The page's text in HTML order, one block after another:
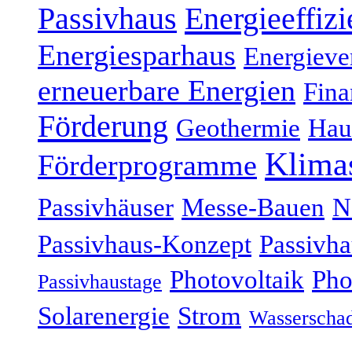
Passivhaus
Energiesparhaus
erneuerbare Energien
Förderung Geothermie
Förderprogramme
Passivhäuser Messe-Bauen
Passivhaus-Konzept
Passivhaustage Photovoltaik
Solarenergie Strom